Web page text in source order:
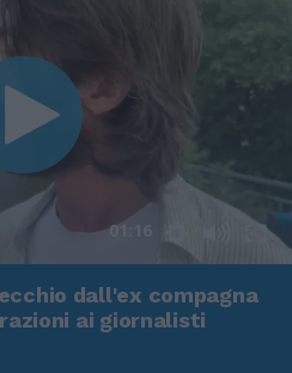
01:16
dall'ex compagna
ai giornalisti